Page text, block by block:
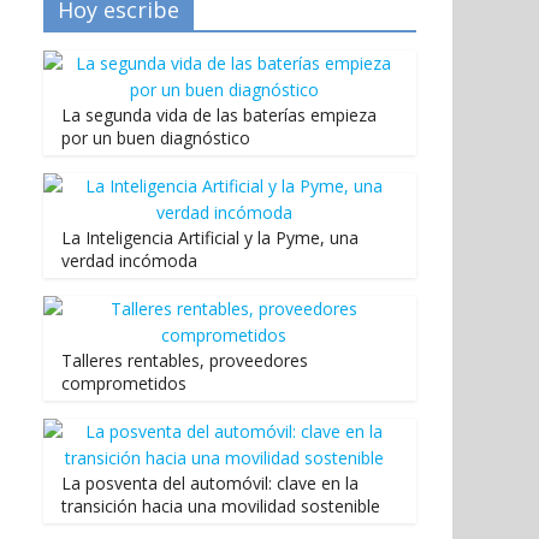
Hoy escribe
La segunda vida de las baterías empieza
por un buen diagnóstico
La Inteligencia Artificial y la Pyme, una
verdad incómoda
Talleres rentables, proveedores
comprometidos
La posventa del automóvil: clave en la
transición hacia una movilidad sostenible